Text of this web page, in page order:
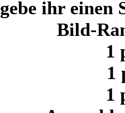
gebe ihr einen
Bild-
1
1
1